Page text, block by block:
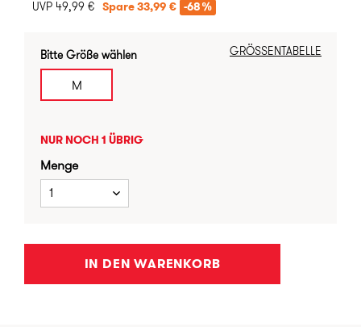
UVP 49,99 €
Spare 33,99 € -68%
GRÖSSENTABELLE
Bitte Größe wählen
M
NUR NOCH 1 ÜBRIG
Menge
1
IN DEN WARENKORB